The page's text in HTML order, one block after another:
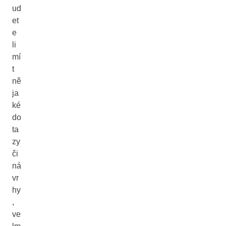
ud
et
e
li
mí
t
ně
ja
ké
do
ta
zy
či
ná
vr
hy
,
ve